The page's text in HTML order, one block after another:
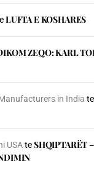
LUFTA E KOSHARES
ZEQO: KARL
in India te
USAteSHQIPTARËT